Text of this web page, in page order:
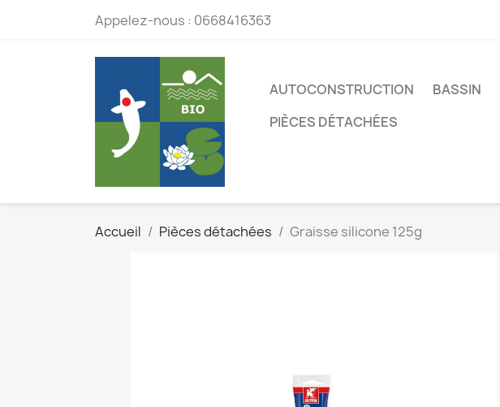
Appelez-nous : 0668416363
AUTOCONSTRUCTION BASSIN
PIÈCES DÉTACHÉES
Accueil Pièces détachées Graisse silicone 125g